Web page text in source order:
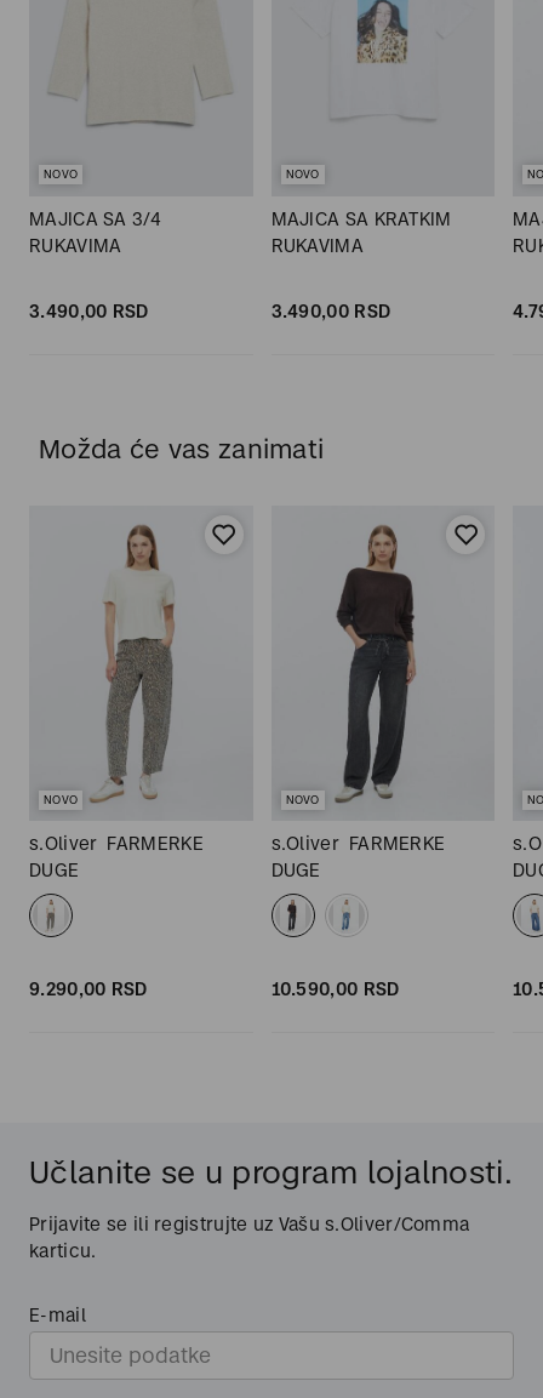
NOVO
MAJICA SA 3/4
RUKAVIMA
3.490,00 RSD
NOVO
MAJICA SA KRATKIM
RUKAVIMA
3.490,00 RSD
Možda će vas zanimati
NOVO
s.Oliver FARMERKE
DUGE
9.290,00 RSD
NOVO
s.Oliver FARMERKE
DUGE
10.590,00 RSD
Učlanite se u program lojalnosti.
Prijavite se ili registrujte uz Vašu s.Oliver/Comma
karticu.
E-mail